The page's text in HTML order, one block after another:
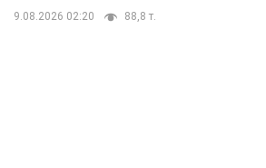
9.08.2026 02:20 88,8 т.